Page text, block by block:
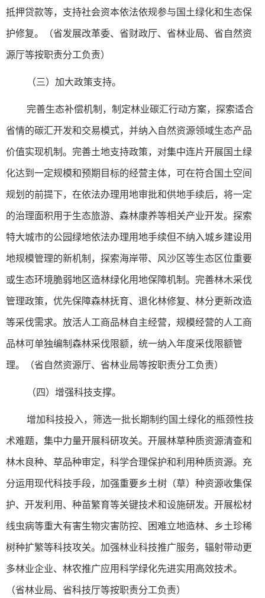
抵押贷款等，支持社会资本依法依规参与国土绿化和生态保
护修复。（省发展改革委、省财政厅、省林业局、省自然资
源厅等按职责分工负责）
（三）加大政策支持。
完善生态补偿机制，制定林业碳汇行动方案，探索适合
省情的碳汇开发和交易模式，并纳入自然资源领域生态产品
价值实现机制。完善土地支持政策，对集中连片开展国土绿
化达到一定规模和预期目标的经营主体，可在符合国土空间
规划的前提下，在依法办理用地审批和供地手续后，将一定
的治理面积用于生态旅游、森林康养等相关产业开发。探索
特大城市的公园绿地依法办理用地手续但不纳入城乡建设用
地规模管理的新机制，探索海岸带、风沙区等生态区位重要
或生态环境脆弱地区造林绿化用地保障机制。完善林木采伐
管理政策，优先保障森林抚育、退化林修复、林分更新改造
等采伐需求。放活人工商品林自主经营，规模经营的人工商
品林可单独编制森林采伐限额，统一纳入年度采伐限额管
理。（省自然资源厅、省林业局等按职责分工负责）
（四）增强科技支撑。
增加科技投入，筛选一批长期制约国土绿化的瓶颈性技
术难题，集中力量开展科研攻关。开展林草种质资源清查和
林木良种、草品种审定，科学合理保护和利用种质资源。充
分运用现代科技手段，加强重要乡土树（草）种资源收集保
护、开发利用、种苗繁育等关键技术和设施研发。开展松材
线虫病等重大有害生物灾害防控、困难立地造林、乡土珍稀
树种扩繁等科技攻关。加强林业科技推广服务，辐射带动更
多林业企业、林农推广应用科学绿化先进实用高效技术。
（省林业局、省科技厅等按职责分工负责）